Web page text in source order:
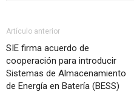
Artículo anterior
SIE firma acuerdo de
cooperación para introducir
Sistemas de Almacenamiento
de Energía en Batería (BESS)